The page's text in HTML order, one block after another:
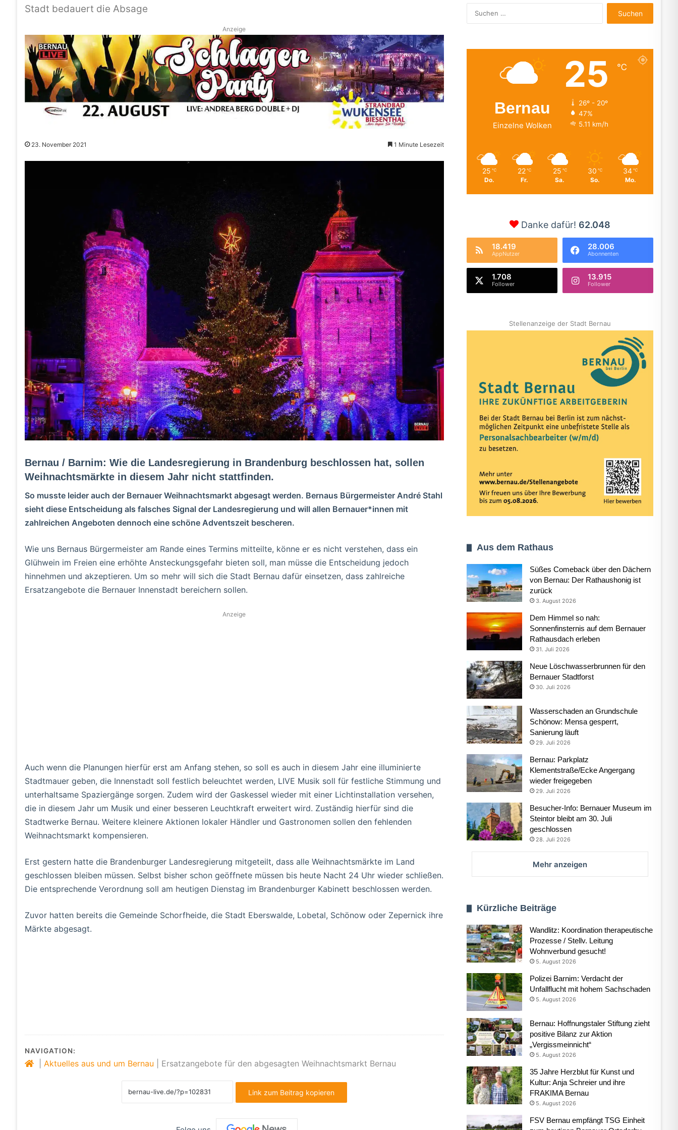
Stadt bedauert die Absage
Anzeige
23. November 2021 1 Minute Lesezeit
Bernau / Barnim: Wie die Landesregierung in Brandenburg beschlossen hat, sollen
Weihnachtsmärkte in diesem Jahr nicht stattfinden.
So musste leider auch der Bernauer Weihnachtsmarkt abgesagt werden. Bernaus Bürgermeister André Stahl
sieht diese Entscheidung als falsches Signal der Landesregierung und will allen Bernauer*innen mit
zahlreichen Angeboten dennoch eine schöne Adventszeit bescheren.
Wie uns Bernaus Bürgermeister am Rande eines Termins mitteilte, könne er es nicht verstehen, dass ein
Glühwein im Freien eine erhöhte Ansteckungsgefahr bieten soll, man müsse die Entscheidung jedoch
hinnehmen und akzeptieren. Um so mehr will sich die Stadt Bernau dafür einsetzen, dass zahlreiche
Ersatzangebote die Bernauer Innenstadt bereichern sollen.
Anzeige
Auch wenn die Planungen hierfür erst am Anfang stehen, so soll es auch in diesem Jahr eine illuminierte
Stadtmauer geben, die Innenstadt soll festlich beleuchtet werden, LIVE Musik soll für festliche Stimmung und
unterhaltsame Spaziergänge sorgen. Zudem wird der Gaskessel wieder mit einer Lichtinstallation versehen,
die in diesem Jahr um Musik und einer besseren Leuchtkraft erweitert wird. Zuständig hierfür sind die
Stadtwerke Bernau. Weitere kleinere Aktionen lokaler Händler und Gastronomen sollen den fehlenden
Weihnachtsmarkt kompensieren.
Erst gestern hatte die Brandenburger Landesregierung mitgeteilt, dass alle Weihnachtsmärkte im Land
geschlossen bleiben müssen. Selbst bisher schon geöffnete müssen bis heute Nacht 24 Uhr wieder schließen.
Die entsprechende Verordnung soll am heutigen Dienstag im Brandenburger Kabinett beschlossen werden.
Zuvor hatten bereits die Gemeinde Schorfheide, die Stadt Eberswalde, Lobetal, Schönow oder Zepernick ihre
Märkte abgesagt.
NAVIGATION:
Aktuelles aus und um Bernau Ersatzangebote für den abgesagten Weihnachtsmarkt Bernau
Link zum Beitrag kopieren
nach:
Bernau
Einzelne Wolken
25 ℃
26º - 20º
47%
5.11 km/h
25 ℃
Do.
22 ℃
Fr.
25 ℃
Sa.
30 ℃
So.
34 ℃
Mo.
Danke dafür! 62.048
18.419
AppNutzer
28.006
Abonnenten
1.708
Follower
13.915
Follower
Stellenanzeige der Stadt Bernau
Aus dem Rathaus
Süßes Comeback über den Dächern
von Bernau: Der Rathaushonig ist
zurück
3. August 2026
Dem Himmel so nah:
Sonnenfinsternis auf dem Bernauer
Rathausdach erleben
31. Juli 2026
Neue Löschwasserbrunnen für den
Bernauer Stadtforst
30. Juli 2026
Wasserschaden an Grundschule
Schönow: Mensa gesperrt,
Sanierung läuft
29. Juli 2026
Bernau: Parkplatz
Klementstraße/Ecke Angergang
wieder freigegeben
29. Juli 2026
Besucher-Info: Bernauer Museum im
Steintor bleibt am 30. Juli
geschlossen
28. Juli 2026
Mehr anzeigen
Kürzliche Beiträge
Wandlitz: Koordination therapeutische
Prozesse / Stellv. Leitung
Wohnverbund gesucht!
5. August 2026
Polizei Barnim: Verdacht der
Unfallflucht mit hohem Sachschaden
5. August 2026
Bernau: Hoffnungstaler Stiftung zieht
positive Bilanz zur Aktion
„Vergissmeinnicht“
5. August 2026
35 Jahre Herzblut für Kunst und
Kultur: Anja Schreier und ihre
FRAKIMA Bernau
5. August 2026
FSV Bernau empfängt TSG Einheit